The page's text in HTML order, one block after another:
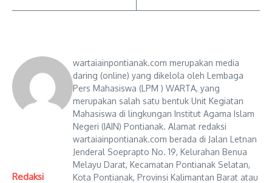
Redaksi
wartaiainpontianak.com merupakan media
daring (online) yang dikelola oleh Lembaga
Pers Mahasiswa (LPM ) WARTA, yang
merupakan salah satu bentuk Unit Kegiatan
Mahasiswa di lingkungan Institut Agama Islam
Negeri (IAIN) Pontianak. Alamat redaksi
wartaiainpontianak.com berada di Jalan Letnan
Jenderal Soeprapto No. 19, Kelurahan Benua
Melayu Darat, Kecamatan Pontianak Selatan,
Kota Pontianak, Provinsi Kalimantan Barat atau